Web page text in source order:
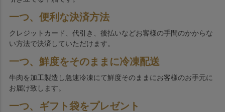
一つ、便利な決済方法
クレジットカード、代引き、後払いなどお客様の手間のかからな
い方法で決済していただけます。
一つ、鮮度をそのままに冷凍配送
牛肉を加工製造し急速冷凍にて鮮度そのままにお客様のお手元に
お届け致します。
一つ、ギフト袋をプレゼント